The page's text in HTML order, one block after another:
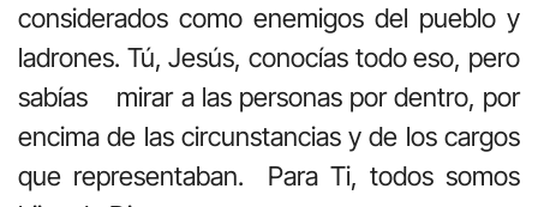
considerados como enemigos del pueblo y
ladrones. Tú, Jesús, conocías todo eso, pero
sabías mirar a las personas por dentro, por
encima de las circunstancias y de los cargos
que representaban. Para Ti, todos somos